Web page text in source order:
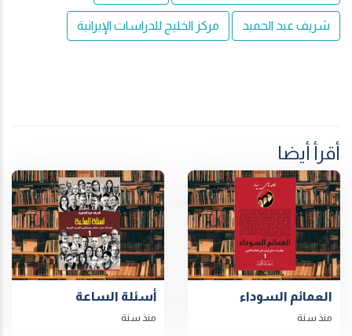
شريف عبد الحميد مركز الخليج للدراسات الإيرانية
أقرأ أيضا
العمائم السوداء
منذ سنة
أسئلة الساعة
منذ سنة